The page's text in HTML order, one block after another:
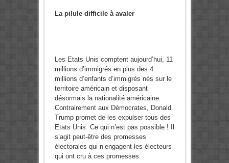
La pilule difficile à avaler
Les Etats Unis comptent aujourd’hui, 11
millions d’immigrés en plus des 4
millions d’enfants d’immigrés nés sur le
territoire américain et disposant
désormais la nationalité américaine.
Contrairement aux Démocrates, Donald
Trump promet de les expulser tous des
Etats Unis. Ce qui n’est pas possible ! Il
s’agit peut-être des promesses
électorales qui n’engagent les électeurs
qui ont cru à ces promesses.